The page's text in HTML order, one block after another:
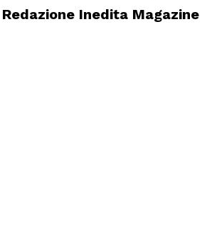
Redazione Inedita Magazine